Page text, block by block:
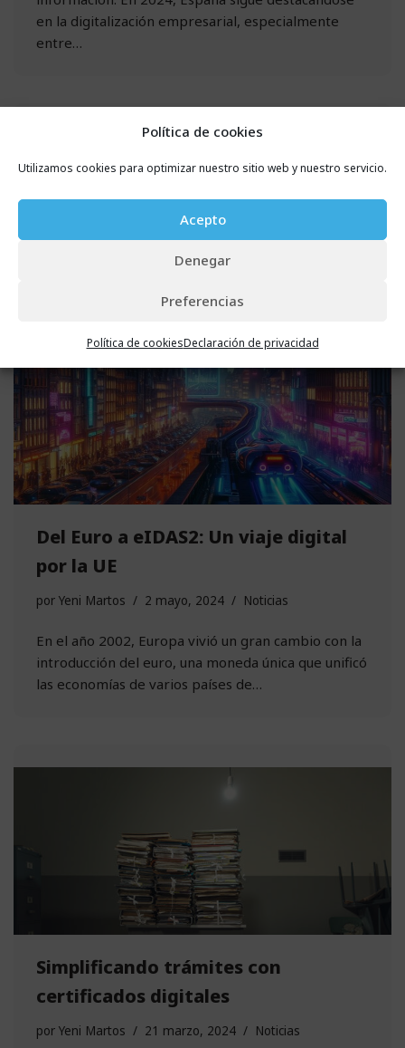
Política de cookies
Utilizamos cookies para optimizar nuestro sitio web y nuestro servicio.
Acepto
Denegar
Preferencias
Política de cookiesDeclaración de privacidad
en la digitalización empresarial, especialmente
entre…
Del Euro a eIDAS2: Un viaje digital
por la UE
por Yeni Martos 2 mayo, 2024 Noticias
En el año 2002, Europa vivió un gran cambio con la
introducción del euro, una moneda única que unificó
las economías de varios países de…
Simplificando trámites con
certificados digitales
por Yeni Martos 21 marzo, 2024 Noticias